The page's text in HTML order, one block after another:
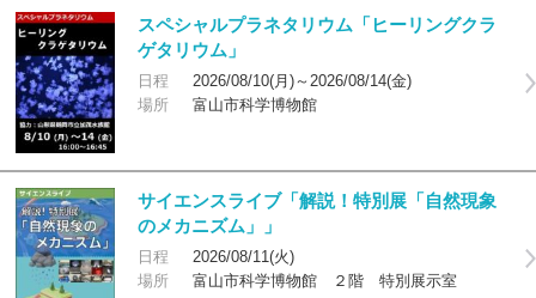
スペシャルプラネタリウム「ヒーリングクラ
ゲタリウム」
日程
2026/08/10(月)～2026/08/14(金)
場所
富山市科学博物館
サイエンスライブ「解説！特別展「自然現象
のメカニズム」」
日程
2026/08/11(火)
場所
富山市科学博物館 ２階 特別展示室